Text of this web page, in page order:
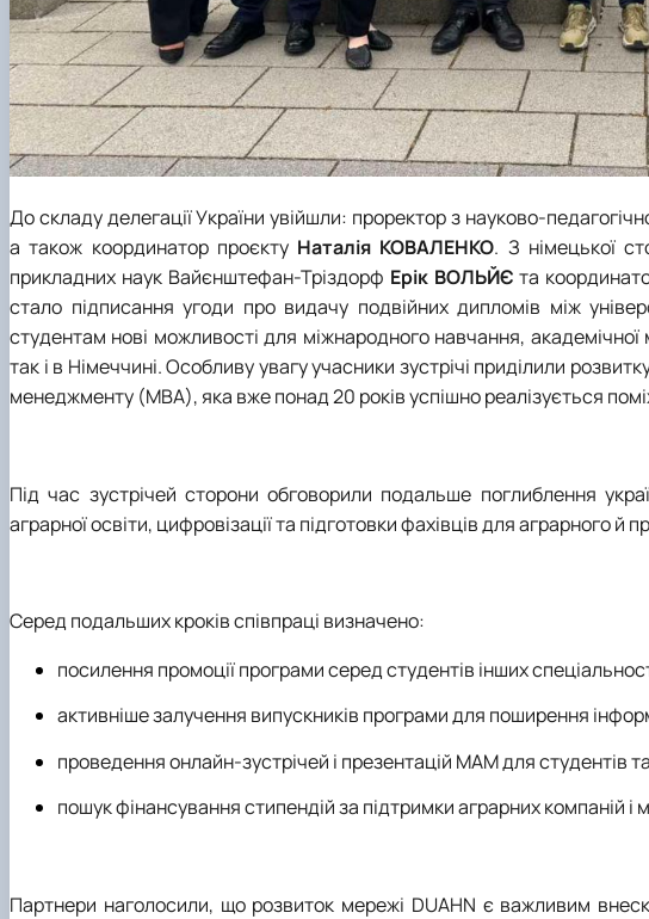
До складу делегаціїУкраїни увійшли: проректор з науково-
а також координатор проєкту Наталія КОВАЛЕНКО. З німецької
прикладних наук Вайєнштефан-Тріздорф Ерік ВОЛЬЙЄ та
стало підписання угоди про видачу подвійних дипломів між
студентам нові можливості для міжнародного навчання,
так і в Німеччині. Особливу увагу учасники зустрічі приділили
менеджменту (MBA), яка вже понад 20 років успішно реалізується
Під час зустрічей сторони обговорили подальше поглиблення
аграрної освіти, цифровізації та підготовки фахівців для аграрного й
Серед подальших кроків співпраці визначено:
посилення промоції програми серед студентів інших
активніше залучення випускників програми для поширення
проведення онлайн-зустрічей і презентацій MAM для студентів
пошук фінансування стипендій за підтримки аграрних компаній і
Партнери наголосили, що розвиток мережі DUAHN є важливим